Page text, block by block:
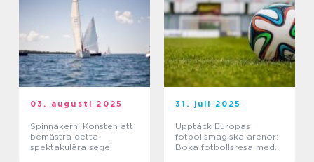
03. augusti 2025
Spinnakern: Konsten att
bemästra detta
spektakulära segel
31. juli 2025
Upptäck Europas
fotbollsmagiska arenor:
Boka fotbollsresa med